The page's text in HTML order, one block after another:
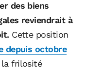
des biens
reviendrait à
Cette position
depuis octobre
la frilosité